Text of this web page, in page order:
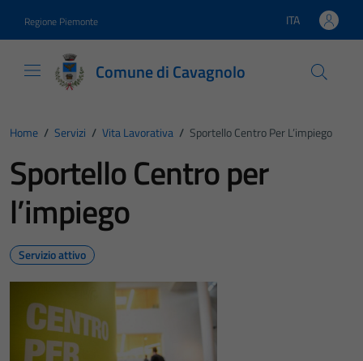
Regione Piemonte Lingua attiva:
ITA
Comune di Cavagnolo
Home / Servizi / Vita Lavorativa / Sportello Centro Per L’impiego
Sportello Centro per
l’impiego
Servizio attivo